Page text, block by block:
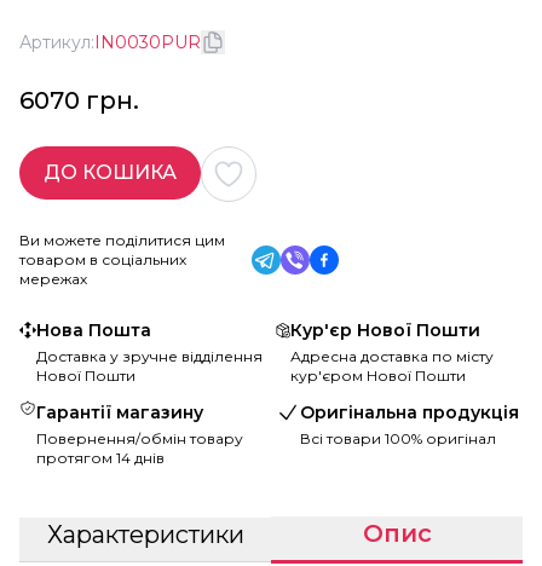
Артикул:IN0030PUR
6070 грн.
ДО КОШИКА
Ви можете поділитися цим
товаром в соціальних
мережах
Нова Пошта
Доставка у зручне відділення
Нової Пошти
Кур'єр Нової Пошти
Адресна доставка по місту
кур'єром Нової Пошти
Гарантії магазину
Повернення/обмін товару
протягом 14 днів
Оригінальна продукція
Всі товари 100% оригінал
Характеристики Опис